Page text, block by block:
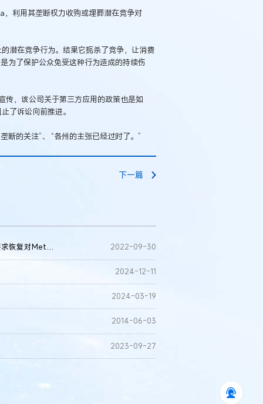
利用其垄断权力收购或埋葬潜在竞争对
潜在竞争行为。结果它扼杀了竞争，让消费
为了保护公众免受这种行为造成的持续伤
，该公司关于第三方应用的政策也是如
了诉讼向前推进。
断的关注”、 “各州的主张已经过时了。”
下一篇
知识产权环球资讯｜“最早黑客”诉苹果专利侵权；美国46州要求恢复对Meta的反垄断诉讼 2022-09-30
2024-12-11
2024-03-19
2014-06-03
2023-09-27